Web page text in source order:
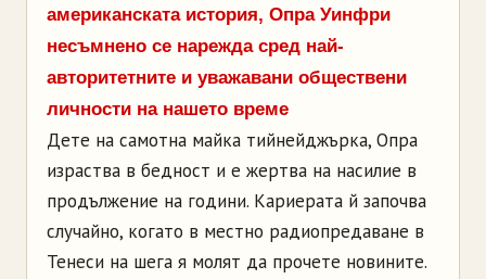
американската история, Опра Уинфри
несъмнено се нарежда сред най-
авторитетните и уважавани обществени
личности на нашето време
Дете на самотна майка тийнейджърка, Опра
израства в бедност и е жертва на насилие в
продължение на години. Кариерата й започва
случайно, когато в местно радиопредаване в
Тенеси на шега я молят да прочете новините.